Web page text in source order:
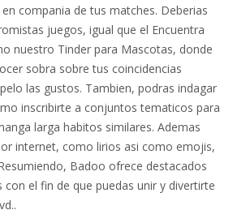
compania de tus matches. Deberias
juegos, igual que el Encuentra
nuestro Tinder para Mascotas, donde
sobra sobre tus coincidencias
las gustos. Tambien, podras indagar
inscribirte a conjuntos tematicos para
larga habitos similares. Ademas
internet, como lirios asi­ como emojis,
Badoo ofrece destacados
el fin de que puedas unir y divertirte